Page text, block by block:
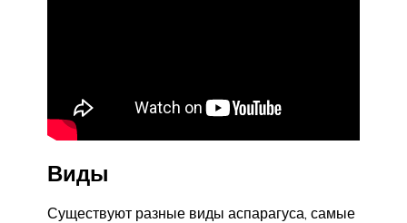
Виды
Существуют разные виды аспарагуса, самые